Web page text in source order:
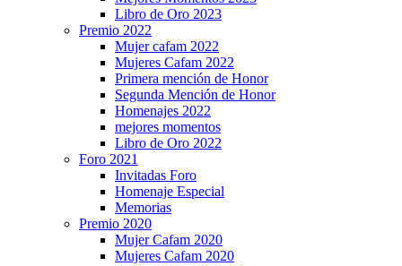
Libro de Oro 2023
Premio 2022
Mujer cafam 2022
Mujeres Cafam 2022
Primera mención de Honor
Segunda Mención de Honor
Homenajes 2022
mejores momentos
Libro de Oro 2022
Foro 2021
Invitadas Foro
Homenaje Especial
Memorias
Premio 2020
Mujer Cafam 2020
Mujeres Cafam 2020